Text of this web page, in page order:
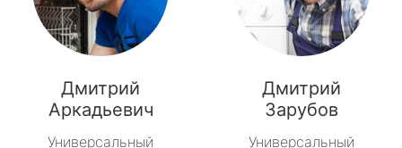
Дмитрий
Аркадьевич
Универсальный
Дмитрий
Зарубов
Универсальный